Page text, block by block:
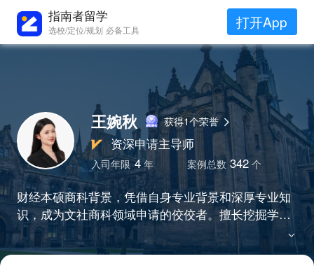
指南者留学
选校/定位/规划 必备工具 打开App
王婉秋 获得1个荣誉
资深申请主导师
入司年限 4年 案例总数 342 个
财经本硕商科背景，凭借自身专业背景和深厚专业知
识，成为文社商科领域申请的佼佼者。擅长挖掘学生
在科研、实践项目中的潜力和亮点，并与申请项目的
特点做匹配，帮助学生充分体现个人优势和对所申专